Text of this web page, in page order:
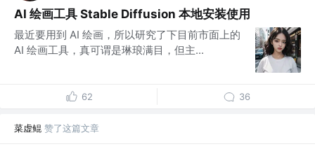
AI 绘画工具 Stable Diffusion 本地安装使用
最近要用到 AI 绘画，所以研究了下目前市面上的
AI 绘画工具，真可谓是琳琅满目，但主...
62 36
菜虚鲲 赞了这篇文章